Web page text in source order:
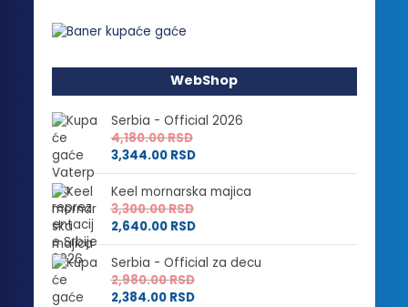
WebShop
Serbia - Official 2026
4,180.00RSD
3,344.00 RSD
Keel mornarska majica
3,300.00RSD
2,640.00 RSD
Serbia - Official za decu
2,980.00RSD
2,384.00 RSD